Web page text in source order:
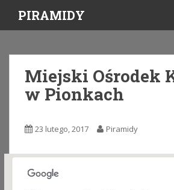
i
PIRAMIDY
Miejski Ośrodek
w Pionkach
23 lutego, 2017 Piramidy